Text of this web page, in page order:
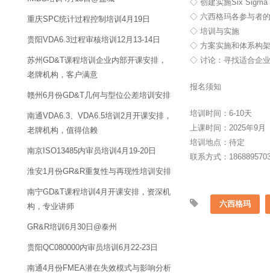
◇ 创建实施Six Sigma
◇ 六西格玛各参与者
◇ 培训与实施
◇ 方案实施和体系构
◇ 讨论：寻找适合企
报名须知
培训时间：6-10天
上课时间：2025年9月
培训地点：待定
联系方式：
六西格玛
重庆SPC统计过程控制培训4月19日
贵阳VDA6.3过程审核培训12月13-14日
苏州GD&T课程培训企业内部开课安排，
老牌机构，客户满意
赣州6月份GD&T几何与型位公差培训安排
南通VDA6.3、VDA6.5培训2月开课安排，
老牌机构，值得信赖
南京ISO13485内审员培训4月19-20日
淮安1月份GR&R重复性与再现性培训安排
南宁GD&T课程培训4月开课安排，资深机
构，专业讲师
GR&R培训6月30日@泰州
贵阳QC080000内审员培训6月22-23日
南通4月份FMEA潜在失效模式与影响分析